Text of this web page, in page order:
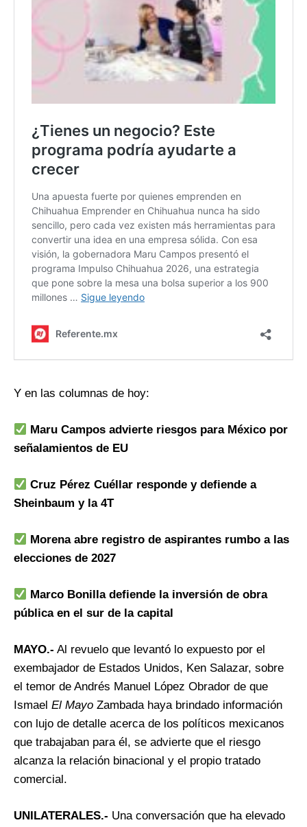
Y en las columnas de hoy:
Maru Campos advierte riesgos para México por
señalamientos de EU
Cruz Pérez Cuéllar responde y defiende a
Sheinbaum y la 4T
Morena abre registro de aspirantes rumbo a las
elecciones de 2027
Marco Bonilla defiende la inversión de obra
pública en el sur de la capital
MAYO.- Al revuelo que levantó lo expuesto por el
exembajador de Estados Unidos, Ken Salazar, sobre
el temor de Andrés Manuel López Obrador de que
Ismael El Mayo Zambada haya brindado información
con lujo de detalle acerca de los políticos mexicanos
que trabajaban para él, se advierte que el riesgo
alcanza la relación binacional y el propio tratado
comercial.
UNILATERALES.- Una conversación que ha elevado